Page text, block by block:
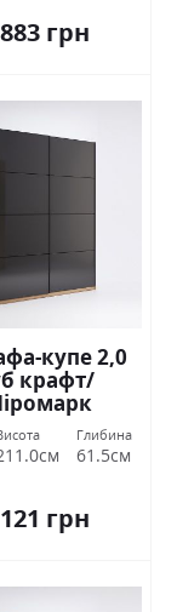
грн
купе 2,0
крафт/
Глибина
61.5см
грн